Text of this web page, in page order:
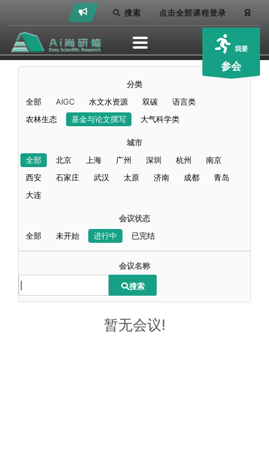
搜索 点击全部课程登录
我要
参会
分类
全部
AIGC 水文水资源 双碳
语言类
农林生态
基金与论文撰写 大气科学类
城市
全部
北京 上海 广州 深圳 杭州
南京
西安
石家庄 武汉 太原 济南 成都
青岛
大连
会议状态
全部
未开始 进行中 已完结
会议名称
搜索
暂无会议!